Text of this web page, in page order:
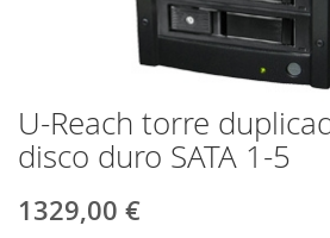
U-Reach torre
disco duro SATA 1-5
1329,00 €
Saltar
al
comienzo
la